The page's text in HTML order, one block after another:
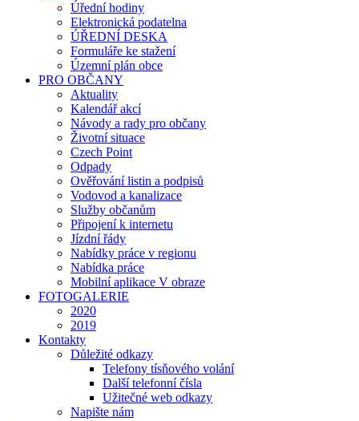
Úřední hodiny
Elektronická podatelna
ÚŘEDNÍ DESKA
Formuláře ke stažení
Územní plán obce
PRO OBČANY
Aktuality
Kalendář akcí
Návody a rady pro občany
Životní situace
Czech Point
Odpady
Ověřování listin a podpisů
Vodovod a kanalizace
Služby občanům
Připojení k internetu
Jízdní řády
Nabídky práce v regionu
Nabídka práce
Mobilní aplikace V obraze
FOTOGALERIE
2020
2019
Kontakty
Důležité odkazy
Telefony tísňového volání
Další telefonní čísla
Užitečné web odkazy
Napište nám